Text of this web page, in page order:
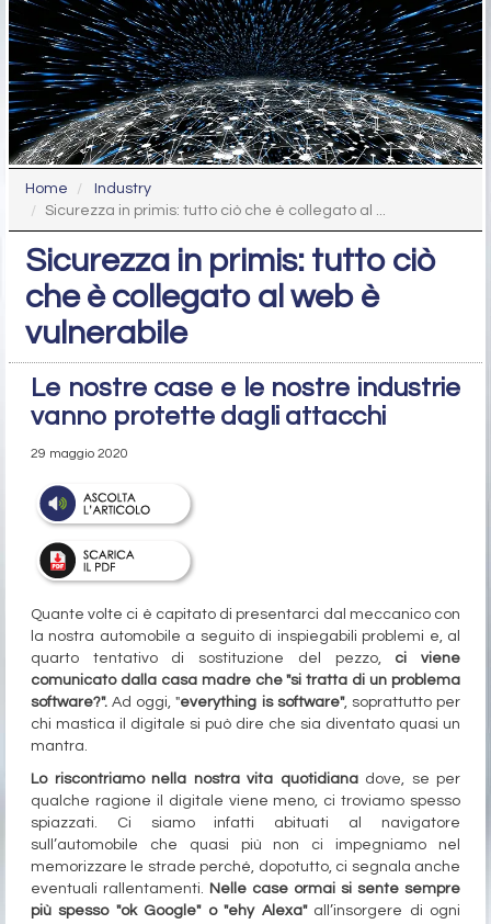
Home
Industry
Sicurezza in primis: tutto ciò che è collegato al ...
Sicurezza in primis: tutto ciò
che è collegato al web è
vulnerabile
Le nostre case e le nostre industrie
vanno protette dagli attacchi
29 maggio 2020
Quante volte ci è capitato di presentarci dal meccanico con
la nostra automobile a seguito di inspiegabili problemi e, al
quarto tentativo di sostituzione del pezzo, ci viene
comunicato dalla casa madre che "si tratta di un problema
software?".Ad oggi, "everything is software", soprattutto per
chi mastica il digitale si può dire che sia diventato quasi un
mantra.
Lo riscontriamo nella nostra vita quotidianadove, se per
qualche ragione il digitale viene meno, ci troviamo spesso
spiazzati. Ci siamo infatti abituati al navigatore
sull’automobile che quasi più non ci impegniamo nel
memorizzare le strade perché, dopotutto, ci segnala anche
eventuali rallentamenti. Nelle case ormai si sente sempre
più spesso "ok Google" o "ehy Alexa"all’insorgere di ogni